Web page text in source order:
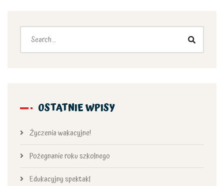
OSTATNIE WPISY
Życzenia wakacyjne!
Pożegnanie roku szkolnego
Edukacyjny spektakl